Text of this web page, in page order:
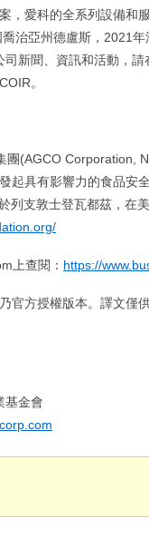
，愛科的全系列設備和
治亞州德盧斯，2021
司新聞、資訊和活動，
。
團(AGCO Corporation,
起具有影響力的食品安
列支敦士登瓦都茲，在
上查閱： https://
官方授權版本。譯文僅
基金會